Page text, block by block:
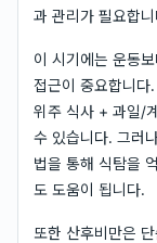
과 관리가 필요합
이 시기에는 운동
접근이 중요합니다
위주 식사 + 과일/
수 있습니다. 그러
법을 통해 식탐을
도 도움이 됩니다.
또한 산후비만은